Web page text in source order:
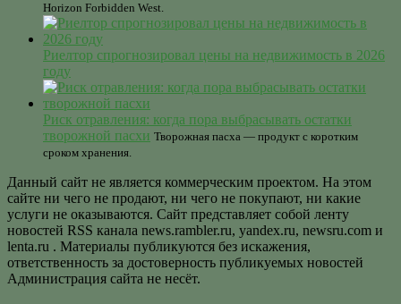
Horizon Forbidden West.
Риелтор спрогнозировал цены на недвижимость в 2026
году
Риск отравления: когда пора выбрасывать остатки
творожной пасхи Творожная пасха — продукт с коротким
сроком хранения.
Данный сайт не является коммерческим проектом. На этом
сайте ни чего не продают, ни чего не покупают, ни какие
услуги не оказываются. Сайт представляет собой ленту
новостей RSS канала news.rambler.ru, yandex.ru, newsru.com и
lenta.ru . Материалы публикуются без искажения,
ответственность за достоверность публикуемых новостей
Администрация сайта не несёт.